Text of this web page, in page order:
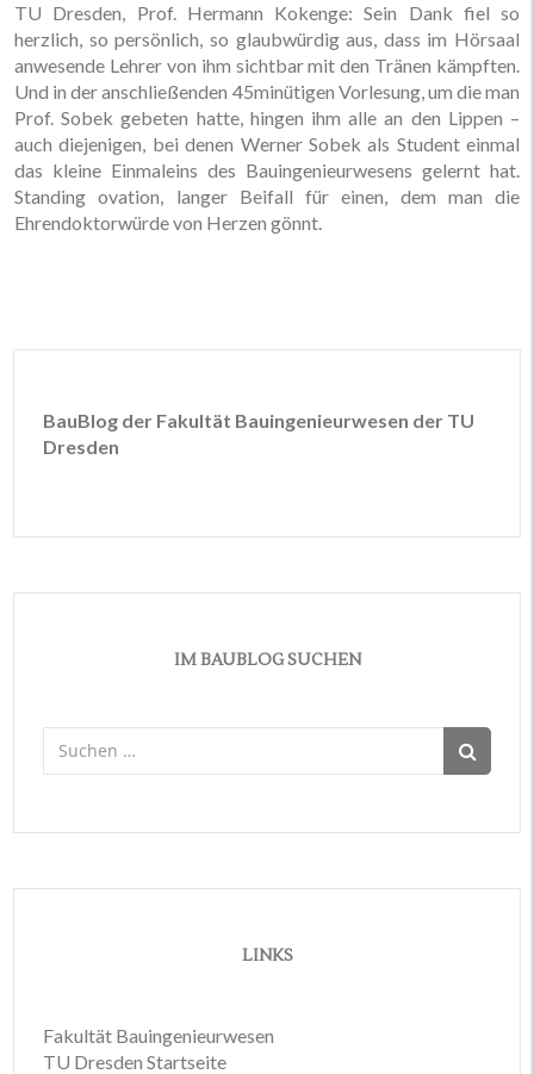
TU Dresden, Prof. Hermann Kokenge: Sein Dank fiel so
herzlich, so persönlich, so glaubwürdig aus, dass im Hörsaal
anwesende Lehrer von ihm sichtbar mit den Tränen kämpften.
Und in der anschließenden 45minütigen Vorlesung, um die man
Prof. Sobek gebeten hatte, hingen ihm alle an den Lippen –
auch diejenigen, bei denen Werner Sobek als Student einmal
das kleine Einmaleins des Bauingenieurwesens gelernt hat.
Standing ovation, langer Beifall für einen, dem man die
Ehrendoktorwürde von Herzen gönnt.
BauBlog der Fakultät Bauingenieurwesen der TU
Dresden
IM BAUBLOG SUCHEN
Suchen
nach:
LINKS
Fakultät Bauingenieurwesen
TU Dresden Startseite